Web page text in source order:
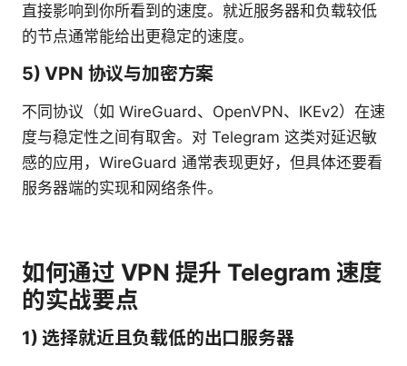
直接影响到你所看到的速度。就近服务器和负载较低
的节点通常能给出更稳定的速度。
5) VPN 协议与加密方案
不同协议（如 WireGuard、OpenVPN、IKEv2）在速
度与稳定性之间有取舍。对 Telegram 这类对延迟敏
感的应用，WireGuard 通常表现更好，但具体还要看
服务器端的实现和网络条件。
如何通过 VPN 提升 Telegram 速度
的实战要点
1) 选择就近且负载低的出口服务器